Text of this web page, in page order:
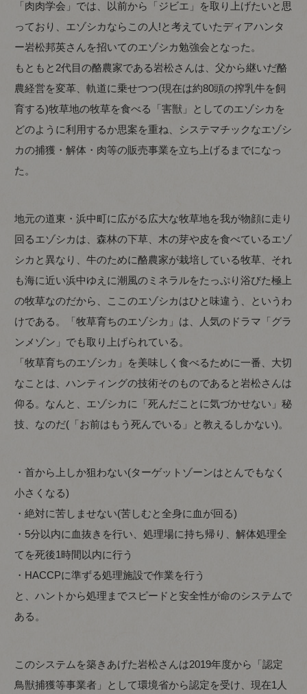
「肉肉学会」では、以前から「ジビエ」を取り上げたいと思
っており、エゾシカならこの人!と考えていたディアハンタ
ー岩松邦英さんを招いてのエゾシカ勉強会となった。
もともと2代目の酪農家である岩松さんは、父から継いだ酪
農経営を変革、軌道に乗せつつ(現在は約80頭の搾乳牛を飼
育する)牧草地の牧草を食べる「害獣」としてのエゾシカを
どのように利用するか思案を重ね、システマチックなエゾシ
カの捕獲・解体・肉等の販売事業を立ち上げるまでになっ
た。
地元の道東・浜中町に広がる広大な牧草地を我が物顔に走り
回るエゾシカは、森林の下草、木の芽や皮を食べているエゾ
シカと異なり、牛のために酪農家が栽培している牧草、それ
も海に近い浜中ゆえに潮風のミネラルをたっぷり浴びた極上
の牧草なのだから、ここのエゾシカはひと味違う、というわ
けである。「牧草育ちのエゾシカ」は、人気のドラマ「グラ
ンメゾン」でも取り上げられている。
「牧草育ちのエゾシカ」を美味しく食べるために一番、大切
なことは、ハンティングの技術そのものであると岩松さんは
仰る。なんと、エゾシカに「死んだことに気づかせない」秘
技、なのだ(「お前はもう死んでいる」と教えるしかない)。
・首から上しか狙わない(ターゲットゾーンはとんでもなく
小さくなる)
・絶対に苦しませない(苦しむと全身に血が回る)
・5分以内に血抜きを行い、処理場に持ち帰り、解体処理全
てを死後1時間以内に行う
・HACCPに準ずる処理施設で作業を行う
と、ハントから処理までスピードと安全性が命のシステムで
ある。
このシステムを築きあげた岩松さんは2019年度から「認定
鳥獣捕獲等事業者」として環境省から認定を受け、現在1人